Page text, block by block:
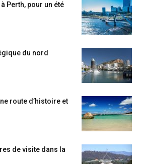
Perth, pour un été
du nord
route d’histoire et
de visite dans la